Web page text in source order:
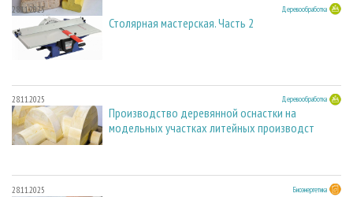
28.11.2025 Деревообработка
Столярная мастерская. Часть 2
28.11.2025 Деревообработка
Производство деревянной оснастки на
модельных участках литейных производст
28.11.2025 Биоэнергетика